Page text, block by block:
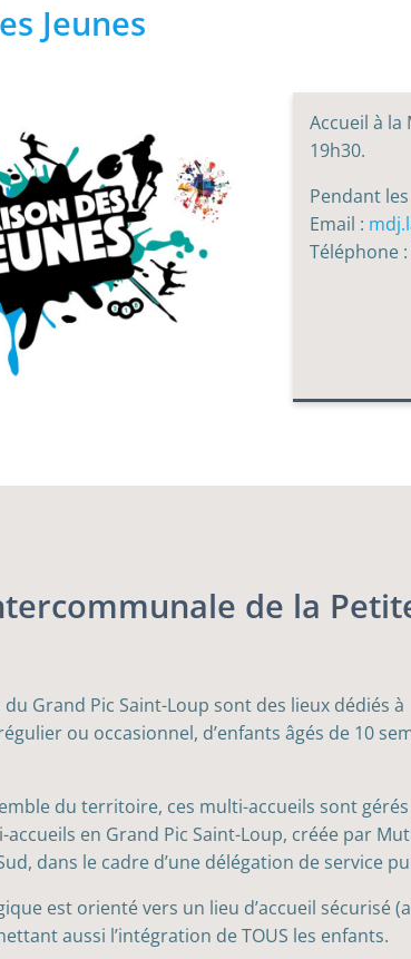
Jeunes
Accueil à la
19h30.
Pendant
Email :
Téléphone
de la
Grand Pic Saint-Loup sont des lieux dédiés à
ou occasionnel, d’enfants âgés de 10
du territoire, ces multi-accueils sont
accueils en Grand Pic Saint-Loup, créée par
dans le cadre d’une délégation de service
est orienté vers un lieu d’accueil sécurisé
aussi l’intégration de TOUS les enfants.